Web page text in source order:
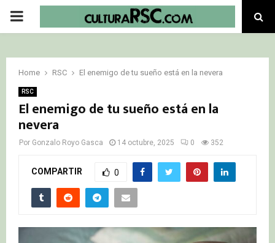
PRIMARY
Home RSC El enemigo de tu sueño está en la nevera
RSC
El enemigo de tu sueño está en la
nevera
Por Gonzalo Royo Gasca 14 octubre, 2025 0 352
COMPARTIR 0